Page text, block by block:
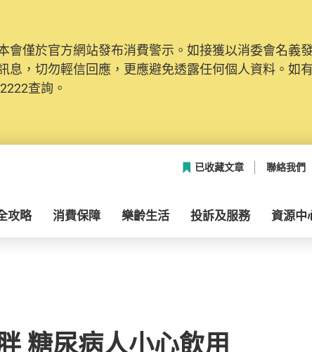
會僅於官方網站發布消費警示。如接獲以消委會名義
息，切勿輕信回應，更應避免透露任何個人資料。如
查詢。
已收藏文章 聯絡我們
攻略 消費保障 樂齡生活 投訴及服務 資源中
糖尿病人小心飲用